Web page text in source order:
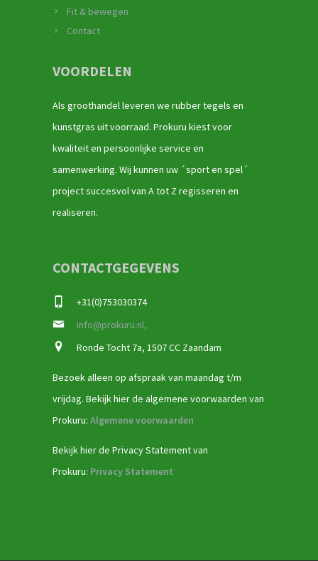
Fit & bewegen
Contact
VOORDELEN
Als groothandel leveren we rubber tegels en
kunstgras uit voorraad. Prokuru kiest voor
kwaliteit en persoonlijke service en
samenwerking. Wij kunnen uw ´sport en spel´
project succesvol van A tot Z regisseren en
realiseren.
CONTACTGEGEVENS
+31(0)753030374
info@prokuru.nl,
Ronde Tocht 7a, 1507 CC Zaandam
Bezoek alleen op afspraak van maandag t/m
vrijdag. Bekijk hier de algemene voorwaarden van
Prokuru: Algemene voorwaarden
Bekijk hier de Privacy Statement van
Prokuru: Privacy Statement